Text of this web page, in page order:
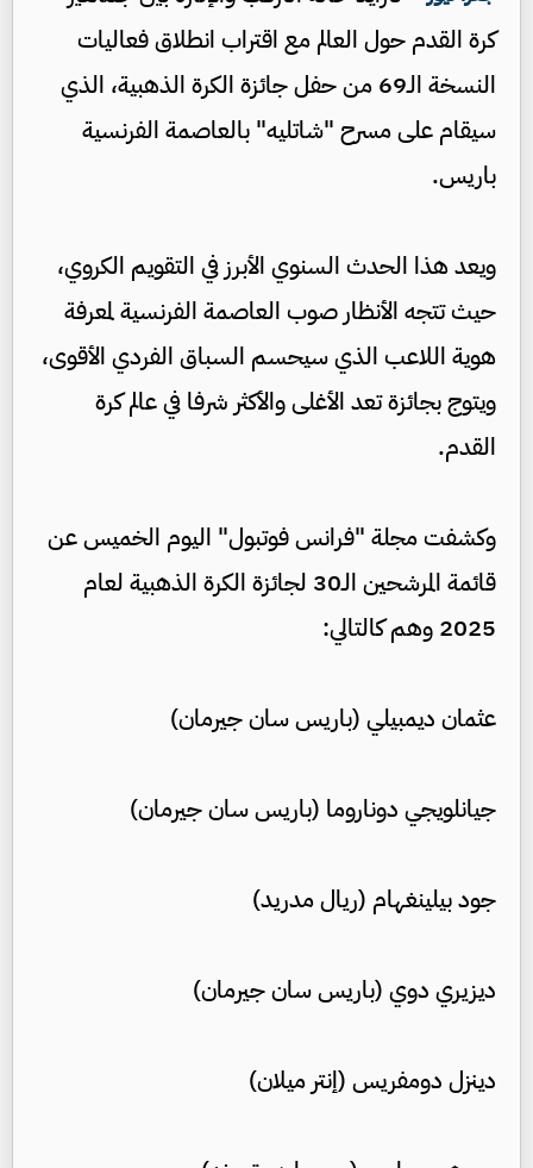
كرة القدم حول العالم مع اقتراب انطلاق فعاليات
النسخة الـ69 من حفل جائزة الكرة الذهبية، الذي
سيقام على مسرح "شاتليه" بالعاصمة الفرنسية
باريس.
ويعد هذا الحدث السنوي الأبرز في التقويم الكروي،
حيث تتجه الأنظار صوب العاصمة الفرنسية لمعرفة
هوية اللاعب الذي سيحسم السباق الفردي الأقوى،
ويتوج بجائزة تعد الأغلى والأكثر شرفا في عالم كرة
القدم.
وكشفت مجلة "فرانس فوتبول" اليوم الخميس عن
قائمة المرشحين الـ30 لجائزة الكرة الذهبية لعام
2025 وهم كالتالي:
عثمان ديمبيلي (باريس سان جيرمان)
جيانلويجي دوناروما (باريس سان جيرمان)
جود بيلينغهام (ريال مدريد)
ديزيري دوي (باريس سان جيرمان)
دينزل دومفريس (إنتر ميلان)